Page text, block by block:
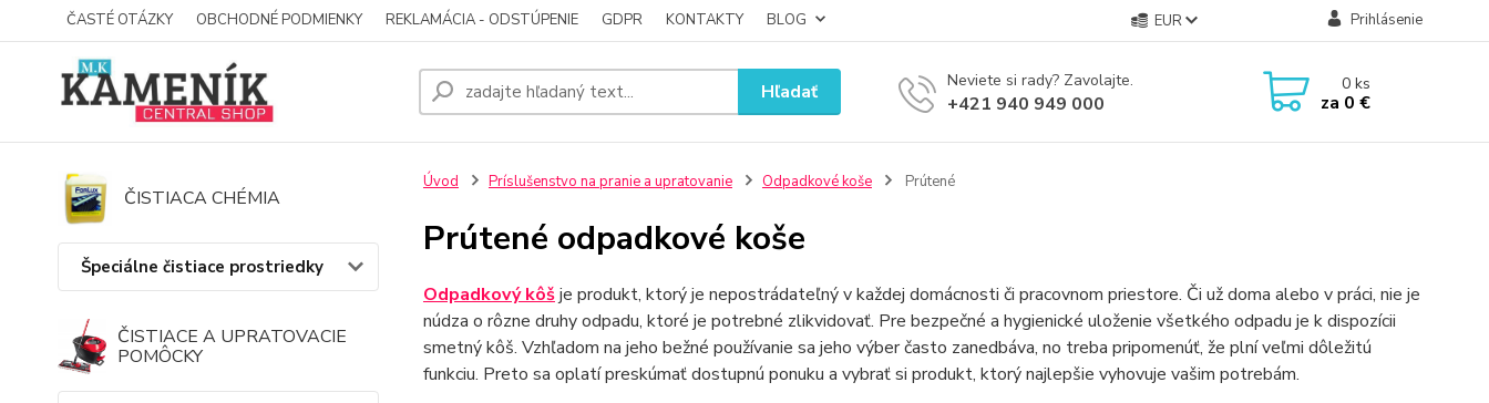
ČASTÉ OTÁZKY OBCHODNÉ PODMIENKY REKLAMÁCIA - ODSTÚPENIE GDPR KONTAKTY BLOG EUR Prihlásenie
Hľadať Neviete si rady? Zavolajte.
+421 940 949 000
0ks
za 0 €
ČISTIACA CHÉMIA
Špeciálne čistiace prostriedky
ČISTIACE A UPRATOVACIE
POMÔCKY
Úvod Príslušenstvo na pranie a upratovanie Odpadkové koše Prútené
Prútené odpadkové koše
Odpadkový kôšje produkt, ktorý je nepostrádateľný v každej domácnosti či pracovnom priestore. Či už doma alebo v práci, nie je
núdza o rôzne druhy odpadu, ktoré je potrebné zlikvidovať. Pre bezpečné a hygienické uloženie všetkého odpadu je k dispozícii
smetný kôš. Vzhľadom na jeho bežné používanie sa jeho výber často zanedbáva, no treba pripomenúť, že plní veľmi dôležitú
funkciu. Preto sa oplatí preskúmať dostupnú ponuku a vybrať si produkt, ktorý najlepšie vyhovuje vašim potrebám.